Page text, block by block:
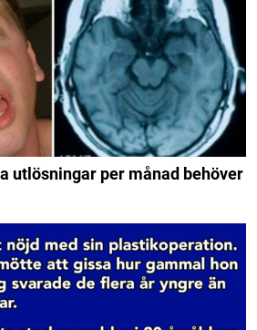
utlösningar per månad behöver